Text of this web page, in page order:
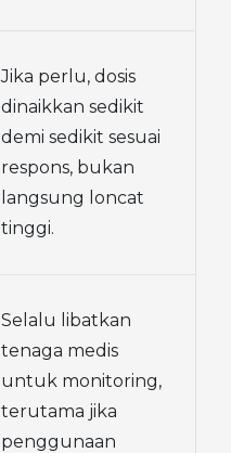
Jika perlu, dosis
dinaikkan sedikit
demi sedikit sesuai
respons, bukan
langsung loncat
tinggi.
Selalu libatkan
tenaga medis
untuk monitoring,
terutama jika
penggunaan